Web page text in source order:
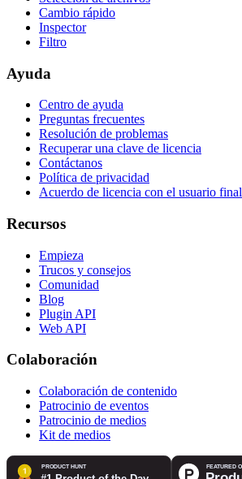
Cambio rápido
Inspector
Filtro
Ayuda
Centro de ayuda
Preguntas frecuentes
Resolución de problemas
Recuperar una clave de licencia
Contáctanos
Política de privacidad
Acuerdo de licencia con el usuario final
Recursos
Empieza
Trucos y consejos
Comunidad
Blog
Plugin API
Web API
Colaboración
Colaboración de contenido
Patrocinio de eventos
Patrocinio de medios
Kit de medios